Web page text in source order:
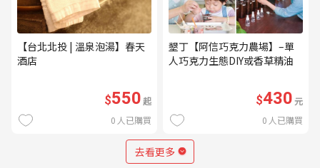
【台北北投 | 溫泉泡湯】春天
酒店
$550起
0 人已購買
墾丁【阿信巧克力農場】–單
人巧克力生態DIY或香草精油
$430元
0 人已購買
去看更多